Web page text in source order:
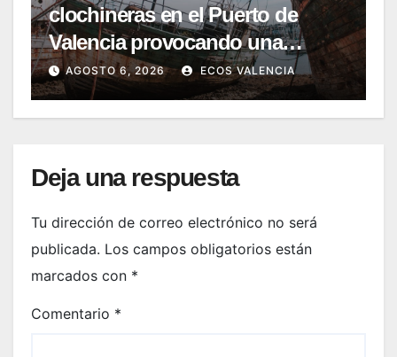
clochineras en el Puerto de
Valencia provocando una
pérdida de 24.000 kilos de
moluscos
AGOSTO 6, 2026 ECOS VALENCIA
Deja una respuesta
Tu dirección de correo electrónico no será
publicada. Los campos obligatorios están
marcados con *
Comentario *